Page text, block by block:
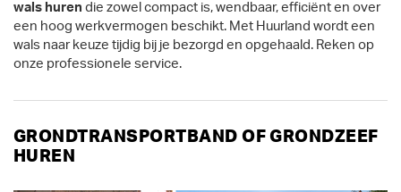
wals huren die zowel compact is, wendbaar, efficiënt en over
een hoog werkvermogen beschikt. Met Huurland wordt een
wals naar keuze tijdig bij je bezorgd en opgehaald. Reken op
onze professionele service.
GRONDTRANSPORTBAND OF GRONDZEEF
HUREN